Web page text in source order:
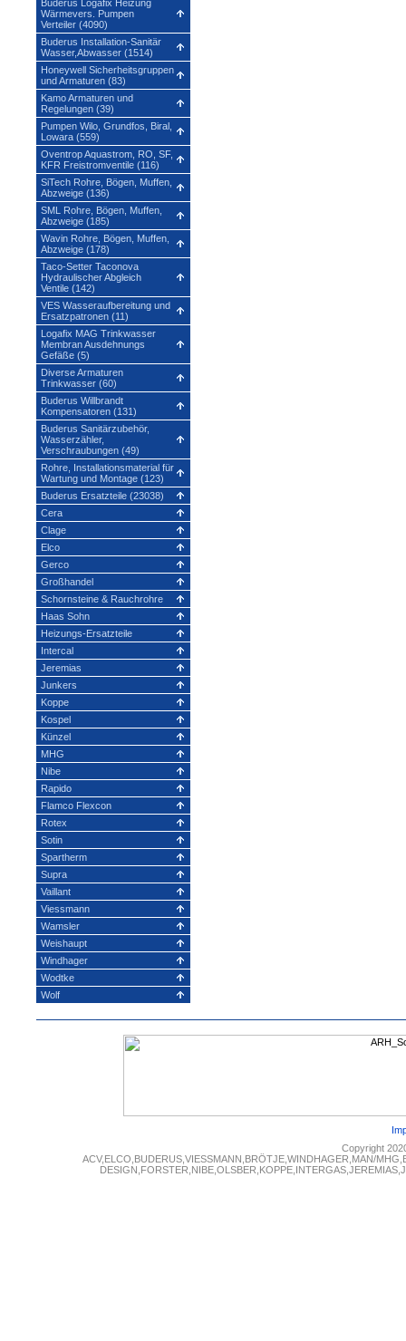
Buderus Logafix Heizung
Wärmevers. Pumpen
Verteiler (4090)
Buderus Installation-Sanitär
Wasser,Abwasser (1514)
Honeywell Sicherheitsgruppen
und Armaturen (83)
Kamo Armaturen und
Regelungen (39)
Pumpen Wilo, Grundfos, Biral,
Lowara (559)
Oventrop Aquastrom, RO, SF,
KFR Freistromventile (116)
SiTech Rohre, Bögen, Muffen,
Abzweige (136)
SML Rohre, Bögen, Muffen,
Abzweige (185)
Wavin Rohre, Bögen, Muffen,
Abzweige (178)
Taco-Setter Taconova
Hydraulischer Abgleich
Ventile (142)
VES Wasseraufbereitung und
Ersatzpatronen (11)
Logafix MAG Trinkwasser
Membran Ausdehnungs
Gefäße (5)
Diverse Armaturen
Trinkwasser (60)
Buderus Willbrandt
Kompensatoren (131)
Buderus Sanitärzubehör,
Wasserzähler,
Verschraubungen (49)
Rohre, Installationsmaterial für
Wartung und Montage (123)
Buderus Ersatzteile (23038)
Cera
Clage
Elco
Gerco
Großhandel
Schornsteine & Rauchrohre
Haas Sohn
Heizungs-Ersatzteile
Intercal
Jeremias
Junkers
Koppe
Kospel
Künzel
MHG
Nibe
Rapido
Flamco Flexcon
Rotex
Sotin
Spartherm
Supra
Vaillant
Viessmann
Wamsler
Weishaupt
Windhager
Wodtke
Wolf
Copyright
ACV,ELCO,BUDERUS,VIESSMANN,BRÖTJE,WINDHAGER,MAN/